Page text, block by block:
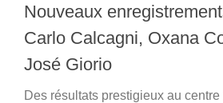
Nouveaux
Carlo Calcagni, Oxana
José Giorio
Des résultats prestigieux au centre